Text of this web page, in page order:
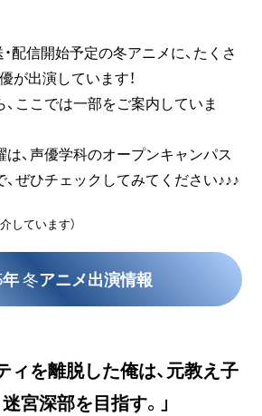
配信開始予定の冬アニメに、たくさ
が出演しています！
ここでは一部をご案内していま
、声優学科のオープンキャンパス
ぜひチェックしてみてください♪♪♪
しています）
年冬アニメ出演情報
ィを離脱した俺は、元教え子
宮深部を目指す。」